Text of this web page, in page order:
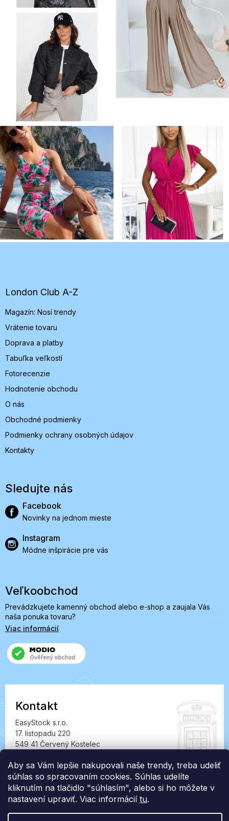
Aby sa Vám lepšie nakupovali naše trendy, treba udeliť
súhlas so spracovaním cookies. Súhlas udelíte
kliknutím na tlačidlo "súhlasím", alebo si ho môžete v
nastavení upraviť. Viac informácií tu.
e
London Club A-Z
Magazín: Nosí trendy
Vrátenie tovaru
Doprava a platby
Tabuľka veľkostí
Fotorecenzie
Hodnotenie obchodu
O nás
Obchodné podmienky
Podmienky ochrany osobných údajov
Kontakty
Sledujte nás
Facebook
Novinky na jednom mieste
Instagram
Módne inšpirácie pre vás
Veľkoobchod
Prevádzkujete kamenný obchod alebo e-shop a zaujala Vás
naša ponuka tovaru?
Viac informácií
Kontakt
EasyStock s.r.o.
17. listopadu 220
549 41 Červený Kostelec
info@londonclub.sk